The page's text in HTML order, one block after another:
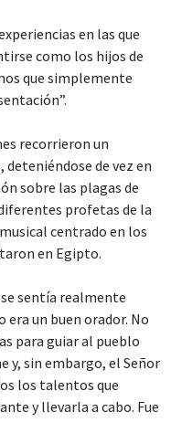
en las que
como los hijos de
que simplemente
recorrieron un
de vez en
sobre las plagas de
profetas de la
centrado en los
en Egipto.
se sentía realmente
era un buen orador. No
para guiar al pueblo
y, sin embargo, el Señor
los talentos que
y llevarla a cabo. Fue